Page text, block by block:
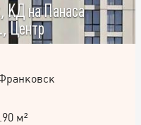
КД на Панаса
Центр
м²